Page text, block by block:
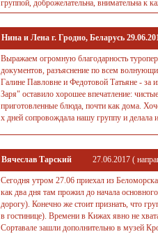
группой, доброжелательна, внимательна к
Нина и Лена г. Гродно, Беларусь
Выражаем огромную благодарность
документов, разъяснение по всем
Галине Павловне и Федотовой Татьяне - за
Заря" оставило хорошее впечатление:
приготовленные блюда, почти как дома.
х дней сопровождала нашу группу и
Вячеслав Тарский 27.06.2017 (
Сегодня утром 27.06 приехал из
как два дня там прожил до начала
дорогу). Конечно же стоит признать, что
в гостинице). Времени в Кижах явно не
Сортавале зашли дополнительно в музей